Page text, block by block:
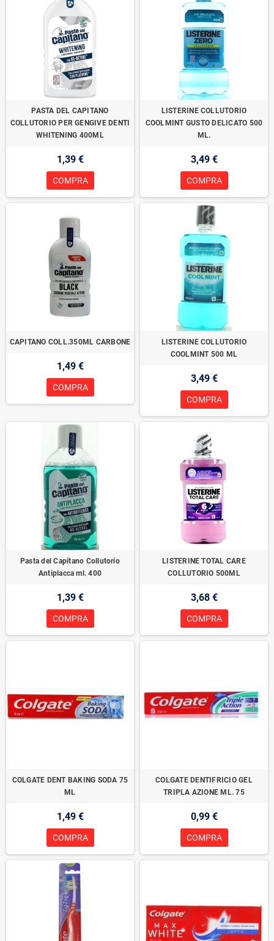
PASTA DEL CAPITANO
COLLUTORIO PER GENGIVE DENTI
WHITENING 400ML
1,39 €
COMPRA
LISTERINE COLLUTORIO
COOLMINT GUSTO DELICATO 500
ML.
3,49 €
COMPRA
CAPITANO COLL.350ML CARBONE
1,49 €
COMPRA
LISTERINE COLLUTORIO
COOLMINT 500 ML
3,49 €
COMPRA
Pasta del Capitano Collutorio
Antiplacca ml. 400
1,39 €
COMPRA
LISTERINE TOTAL CARE
COLLUTORIO 500ML
3,68 €
COMPRA
COLGATE DENT BAKING SODA 75
ML
1,49 €
COMPRA
COLGATE DENTIFRICIO GEL
TRIPLA AZIONE ML. 75
0,99 €
COMPRA